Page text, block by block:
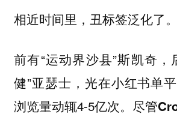
相近时间里， 丑标签泛化了。
前有“运动界沙县”斯凯奇，
健”亚瑟士，光在小红书单
浏览量动辄4-5亿次。 尽管